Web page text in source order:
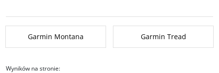
Garmin Montana Garmin Tread
Wyników na stronie: